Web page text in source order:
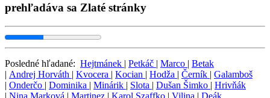
prehľadáva sa Zlaté stránky
Posledné hľadané: Hejtmánek | Petkáč | Marco | Betak
| Andrej Horváth | Kvocera | Kocian | Hodža | Černík | Galamboš
| Onderčo | Dominika | Minárik | Slota | Dušan Šimko | Hrivňák
| Nina Marková | Martinez | Karol Szaffko | Vilina | Deák